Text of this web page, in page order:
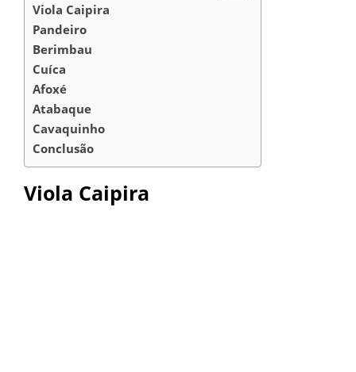
Viola Caipira
Pandeiro
Berimbau
Cuíca
Afoxé
Atabaque
Cavaquinho
Conclusão
Viola Caipira